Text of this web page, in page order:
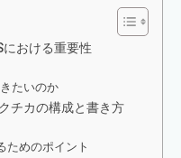
おける重要性
たいのか
チカの構成と書き方
ためのポイント